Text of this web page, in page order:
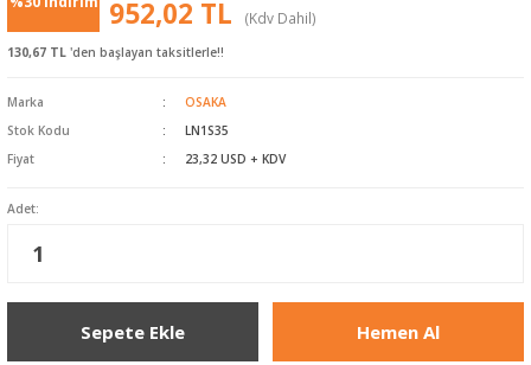
952,02 TL (Kdv Dahil)
130,67 TL 'den başlayan taksitlerle!!
Marka
OSAKA
Stok Kodu
LN1S35
Fiyat
23,32 USD + KDV
Adet:
Sepete Ekle Hemen Al